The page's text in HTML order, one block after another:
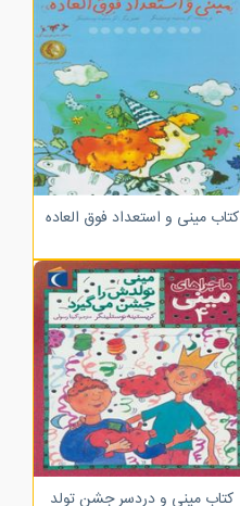
کتاب مینی و استعداد فوق العاده
کتاب مینی و دردسر جشن تولد